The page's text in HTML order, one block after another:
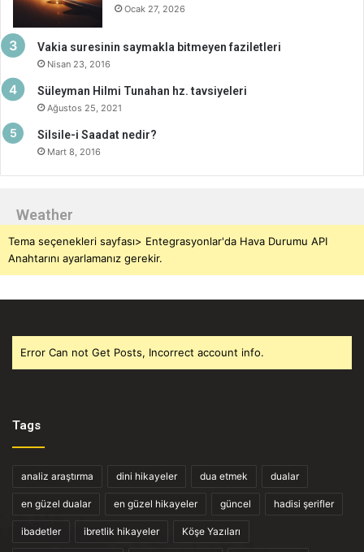
Ocak 27, 2026
Vakia suresinin saymakla bitmeyen faziletleri
Nisan 23, 2016
Süleyman Hilmi Tunahan hz. tavsiyeleri
Ağustos 25, 2021
Silsile-i Saadat nedir?
Mart 8, 2016
Weather
Tema seçenekleri sayfası> Entegrasyonlar'da Hava Durumu API
Anahtarını ayarlamanız gerekir.
Error Can not Get Posts, Incorrect account info.
Tags
analiz araştırma dini hikayeler dua etmek dualar
en güzel dualar en güzel hikayeler güncel hadisi şerifler
ibadetler ibretlik hikayeler Köşe Yazıları